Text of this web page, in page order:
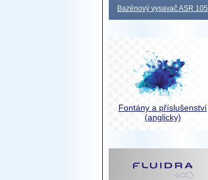
Bazénový vysavač ASR 105
Fontány a příslušenství
(anglicky)